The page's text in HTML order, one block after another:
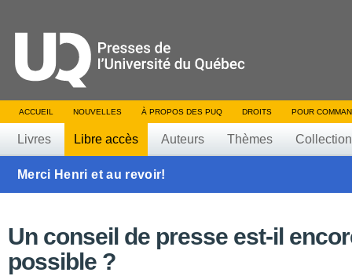
ACCUEIL NOUVELLES À PROPOS DES PUQ DROITS POUR
Livres Libre accès Auteurs Thèmes
Merci Henri et au revoir!
Un conseil de presse est-il
possible ?